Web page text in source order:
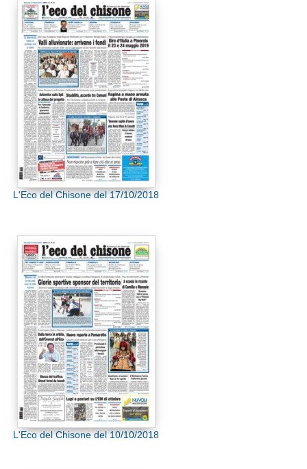
L'Eco del Chisone del 17/10/2018
L'Eco del Chisone del 10/10/2018